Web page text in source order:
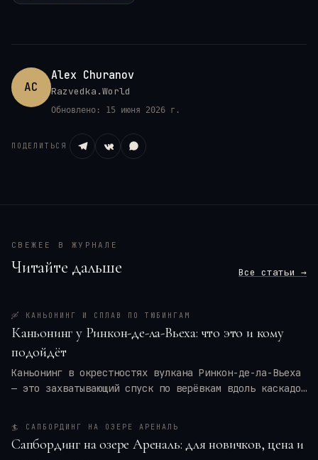
AC
Alex Churanov
Razvedka.World
Обновлено: 15 июня 2026 г.
ПОДЕЛИТЬСЯ
СВЕЖЕЕ В ЖУРНАЛЕ
Читайте дальше Все статьи →
🛶 КАНЬОНИНГ И СПЛАВ ПО ТЮБИНГАМ
Каньонинг у Ринкон-де-ла-Вьеха: что это и кому
подойдёт
Каньонинг в окрестностях вулкана Ринкон-де-ла-Вьеха
— это захватывающий спуск по верёвкам вдоль каскадов
новичков или только для профи? Мы разберём программу
тура, требования к физической форме, оптимальные
🏄 САПБОРДИНГ НА ОЗЕРЕ АРЕНАЛЬ
Сапбординг на озере Ареналь: для новичков, цена и